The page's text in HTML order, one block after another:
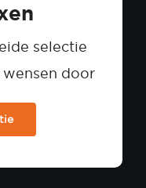
selectie
wensen door